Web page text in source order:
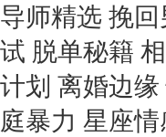
案
山西-太
微信用
黑龙江-
微信用
导师精选 挽回
试 脱单秘籍
计划 离婚边缘
庭暴力 星座情